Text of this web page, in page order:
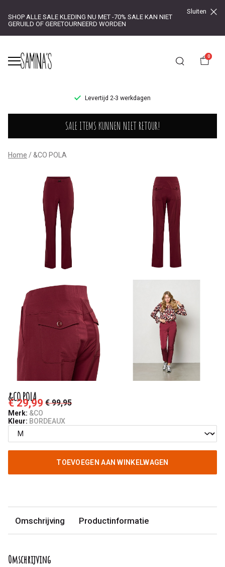
SHOP ALLE SALE KLEDING NU MET -70% SALE KAN NIET
GERUILD OF GERETOURNEERD WORDEN
Sluiten
0
Levertijd 2-3 werkdagen
&CO
POLA
Saminas
SALE ITEMS KUNNEN NIET RETOUR!
Home &CO POLA
&CO POLA
€ 29,99 € 99,95
Merk: &CO
Kleur: BORDEAUX
TOEVOEGEN AAN WINKELWAGEN
Omschrijving Productinformatie
Omschrijving